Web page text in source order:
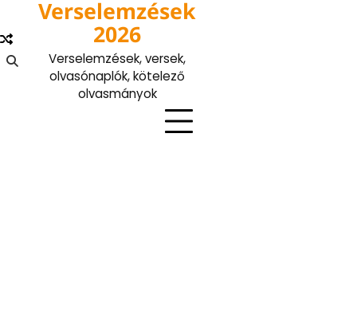
content
Verselemzések
2026
Verselemzések, versek,
olvasónaplók, kötelező
olvasmányok